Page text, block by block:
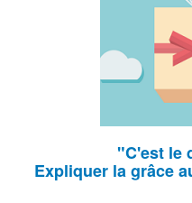
"C'est le
Expliquer la grâce